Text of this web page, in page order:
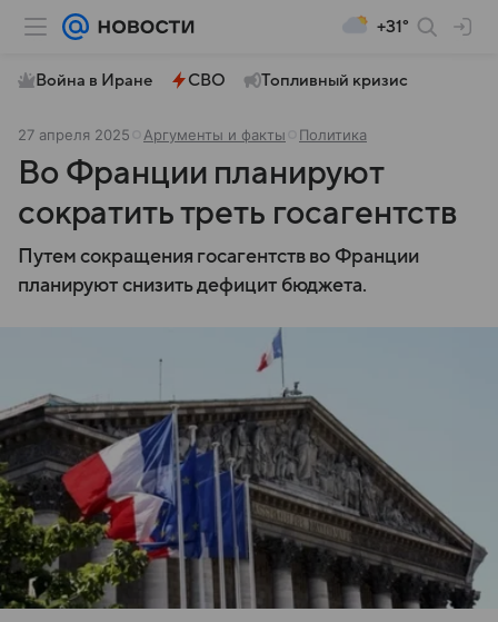
+31°
Война в Иране СВО Топливный кризис
27 апреля 2025 Аргументы и факты Политика
Во Франции планируют
сократить треть госагентств
Путем сокращения госагентств во Франции
планируют снизить дефицит бюджета.